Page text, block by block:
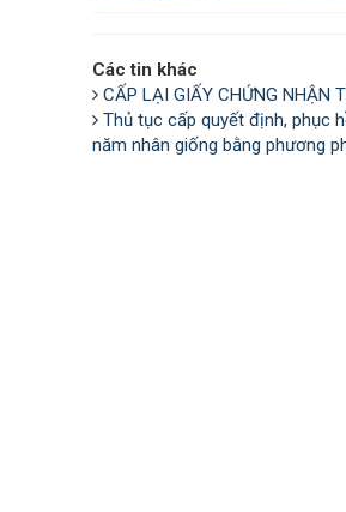
Các tin khác
CẤP LẠI GIẤY CHỨNG NHẬN
Thủ tục cấp quyết định, phục
năm nhân giống bằng phương